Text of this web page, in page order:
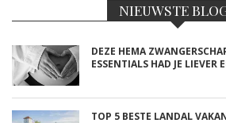
NIEUWSTE
DEZE HEMA
ESSENTIALS HAD JE LIEVER
TOP 5 BESTE LANDAL